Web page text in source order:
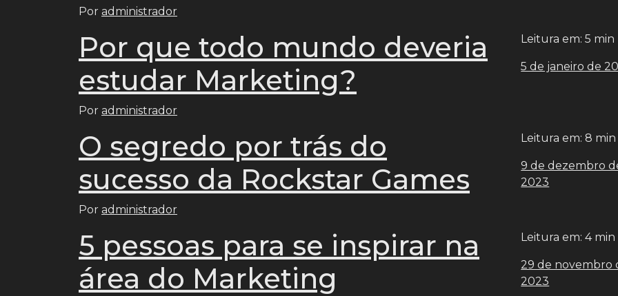
Por administrador
Por que todo mundo deveria
estudar Marketing?
Por administrador
Leitura em: 5 min
5 de janeiro de
O segredo por trás do
sucesso da Rockstar Games
Por administrador
Leitura em: 8 min
9 de dezembro
2023
5 pessoas para se inspirar na
área do Marketing
Leitura em: 4 min
29 de novembro
2023